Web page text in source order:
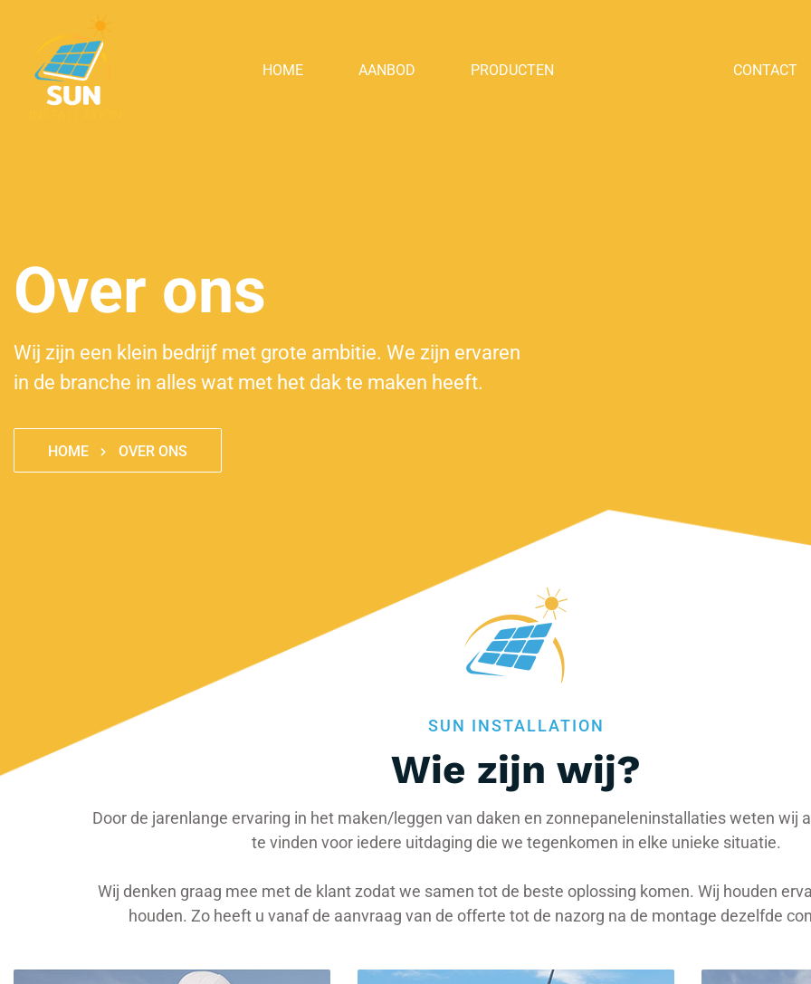
HOME AANBOD PRODUCTEN CONTACT
Over ons
Wij zijn een klein bedrijf met grote ambitie. We zijn ervaren
in de branche in alles wat met het dak te maken heeft.
HOME OVER ONS
SUN INSTALLATION
Wie zijn wij?
Door de jarenlange ervaring in het maken/leggen van daken en zonnepaneleninstallaties weten wij
te vinden voor iedere uitdaging die we tegenkomen in elke unieke situatie.
Wij denken graag mee met de klant zodat we samen tot de beste oplossing komen. Wij houden
houden. Zo heeft u vanaf de aanvraag van de offerte tot de nazorg na de montage dezelfde